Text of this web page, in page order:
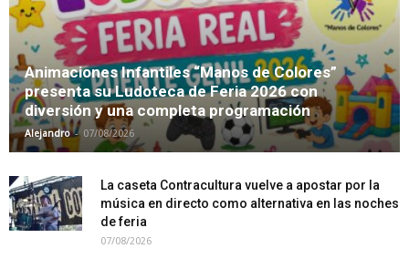
Animaciones Infantiles “Manos de Colores”
presenta su Ludoteca de Feria 2026 con
diversión y una completa programación
Alejandro - 07/08/2026
La caseta Contracultura vuelve a apostar por la
música en directo como alternativa en las noches
de feria
07/08/2026